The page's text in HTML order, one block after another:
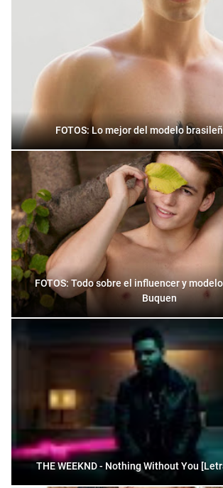
FOTOS: Lo mejor del modelo
FOTOS: Todo sobre el influencer y
Buquen
THE WEEKND - Nothing Without You